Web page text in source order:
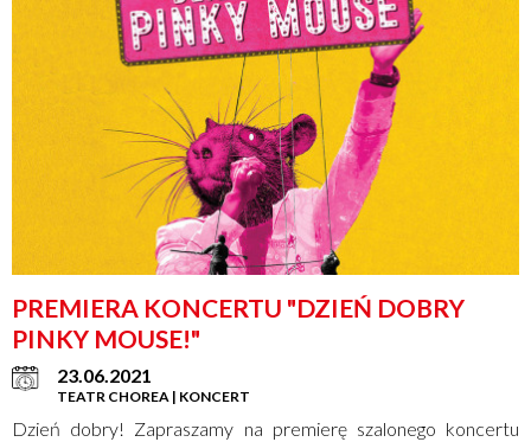
PREMIERA KONCERTU "DZIEŃ DOBRY
PINKY MOUSE!"
23.06.2021
TEATR CHOREA | KONCERT
Dzień dobry! Zapraszamy na premierę szalonego koncertu